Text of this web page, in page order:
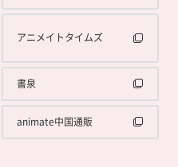
アニメイトタイムズ
書泉
animate中国通販